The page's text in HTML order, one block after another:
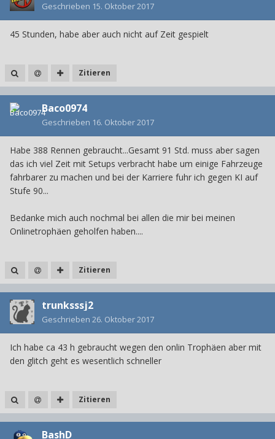
Geschrieben 15. Oktober 2017
45 Stunden, habe aber auch nicht auf Zeit gespielt
Zitieren
Baco0974
Geschrieben 16. Oktober 2017
Habe 388 Rennen gebraucht...Gesamt 91 Std. muss aber sagen
das ich viel Zeit mit Setups verbracht habe um einige Fahrzeuge
fahrbarer zu machen und bei der Karriere fuhr ich gegen KI auf
Stufe 90...
Bedanke mich auch nochmal bei allen die mir bei meinen
Onlinetrophäen geholfen haben....
Zitieren
trunksssj2
Geschrieben 26. Oktober 2017
Ich habe ca 43 h gebraucht wegen den onlin Trophäen aber mit
den glitch geht es wesentlich schneller
Zitieren
BashD